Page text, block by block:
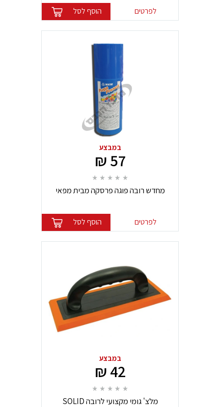
לפרטים הוסף לסל
במבצע
57 ₪
מחדש רובה פוגה פרסקה מבית מפאי
לפרטים הוסף לסל
במבצע
42 ₪
מלצ' גומי מקצועי לרובה SOLID